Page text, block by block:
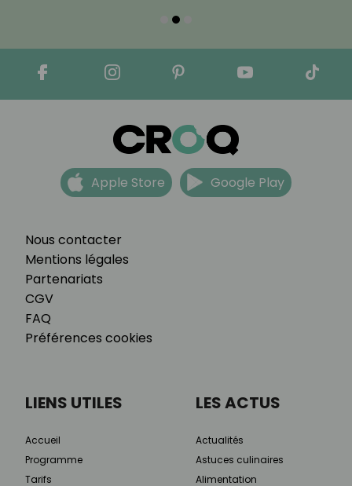
Nous contacter
Mentions légales
Partenariats
CGV
FAQ
Préférences cookies
Apple Store Google Play
LIENS UTILES
Accueil
Programme
Tarifs
LES ACTUS
Actualités
Astuces culinaires
Alimentation